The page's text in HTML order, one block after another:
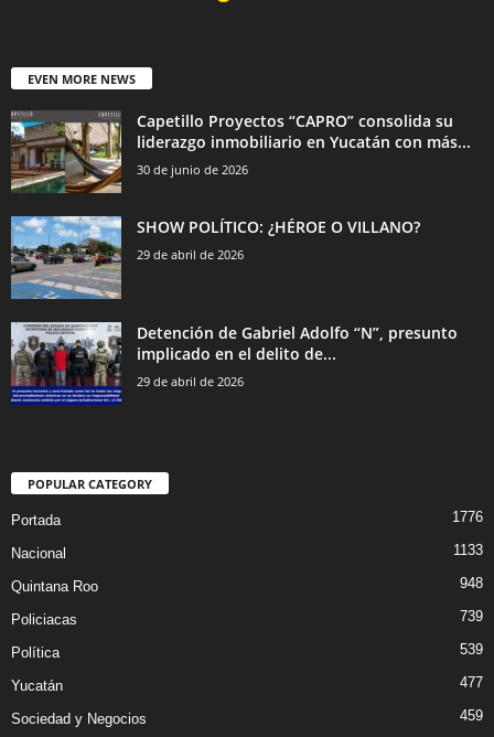
EVEN MORE NEWS
Capetillo Proyectos “CAPRO” consolida su
liderazgo inmobiliario en Yucatán con más...
30 de junio de 2026
SHOW POLÍTICO: ¿HÉROE O VILLANO?
29 de abril de 2026
Detención de Gabriel Adolfo “N”, presunto
implicado en el delito de...
29 de abril de 2026
POPULAR CATEGORY
Portada 1776
Nacional 1133
Quintana Roo 948
Policiacas 739
Política 539
Yucatán 477
Sociedad y Negocios 459